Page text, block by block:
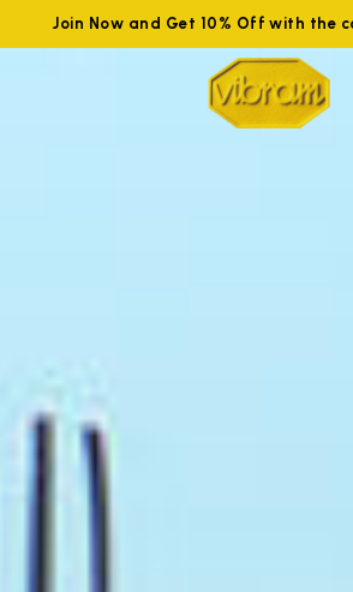
Join Now and Get 10% Off with the